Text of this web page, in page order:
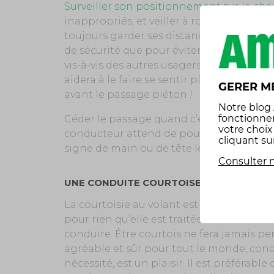
Surveiller son positionnement sur la
inappropriés, et veiller à rouler bien à
toujours garder ses distances avec le
de sécurité que pour éviter de
vis-à-vis des autres usagers. Ralentir
aidera à le faire se sentir plus en
avant le passage piéton !
Céder le passage quand c’est
conducteur attend de pouvoir
signe de main ou de tête les usagers
UNE CONDUITE COURTOISE À FAIRE
La courtoisie au volant est essentielle
pour rien qu’elle est traitée dans le code
conduire. Être courtois ne fera jamais
agréable et sûr pour tout le monde,
nécessité, est un plaisir. Il est
GERER
Notre blog
votre
cliquant
Consulter